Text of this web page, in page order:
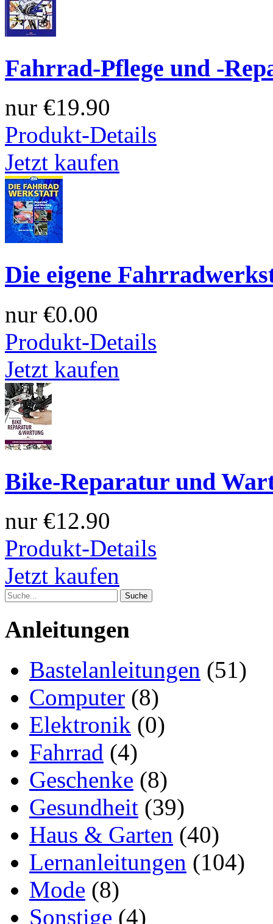
Fahrrad-Pflege und -
nur €19.90
Produkt-Details
Jetzt kaufen
Die eigene
nur €0.00
Produkt-Details
Jetzt kaufen
Bike-Reparatur und
nur €12.90
Produkt-Details
Jetzt kaufen
Anleitungen
Bastelanleitungen (51)
Computer (8)
Elektronik (0)
Fahrrad (4)
Geschenke (8)
Gesundheit (39)
Haus & Garten (40)
Lernanleitungen (104)
Mode (8)
Sonstige (4)